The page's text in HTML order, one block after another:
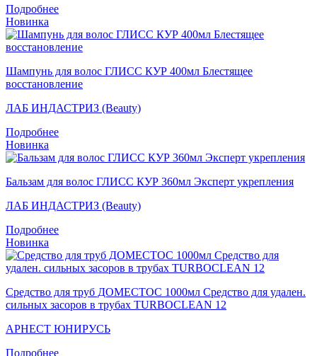
Подробнее
Новинка
Шампунь для волос ГЛИСС КУР 400мл Блестящее
восстановление
ЛАБ ИНДАСТРИЗ (Beauty)
Подробнее
Новинка
Бальзам для волос ГЛИСС КУР 360мл Эксперт укрепления
ЛАБ ИНДАСТРИЗ (Beauty)
Подробнее
Новинка
Средство для труб ДОМЕСТОС 1000мл Средство для удален.
сильных засоров в трубах TURBOCLEAN 12
АРНЕСТ ЮНИРУСЬ
Подробнее